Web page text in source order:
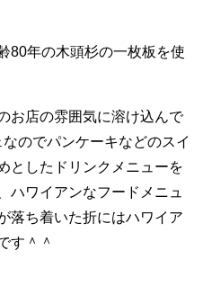
80年の木頭杉の一枚板を使
お店の雰囲気に溶け込んで
のでパンケーキなどのスイ
としたドリンクメニューを
ハワイアンなフードメニュ
落ち着いた折にはハワイア
す＾＾